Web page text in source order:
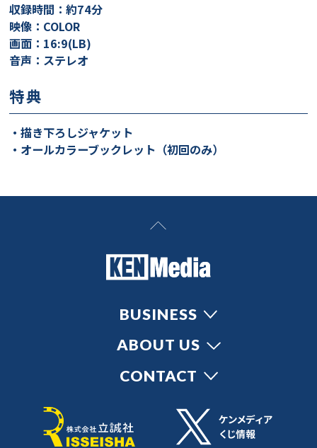
収録時間：約74分
映像：COLOR
画面：16:9(LB)
音声：ステレオ
特典
・描き下ろしジャケット
・オールカラーブックレット（初回のみ）
BUSINESS
ABOUT US
CONTACT